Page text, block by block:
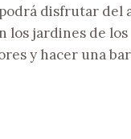
disfrutar del
los jardines de los
y hacer una